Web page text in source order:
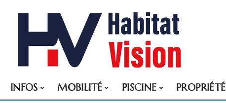
INFOS MOBILITÉ PISCINE PROPRIÉTÉ